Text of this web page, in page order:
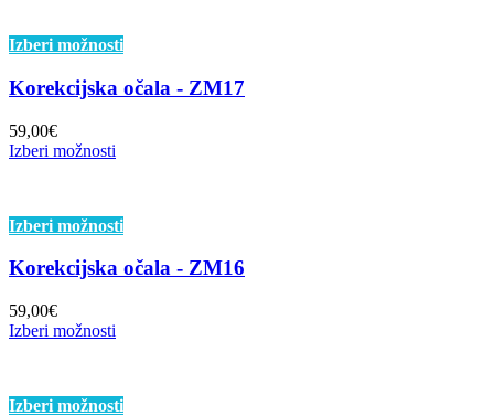
Izberi možnosti
Korekcijska očala - ZM17
59,00€
Izberi možnosti
Izberi možnosti
Korekcijska očala - ZM16
59,00€
Izberi možnosti
Izberi možnosti